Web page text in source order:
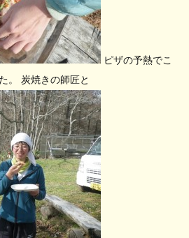
ピザの予熱でこ
。 炭焼きの師匠と